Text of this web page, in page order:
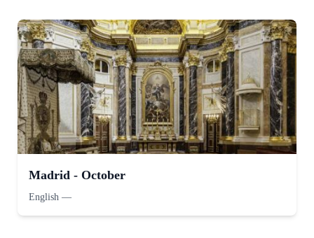
Madrid - October
English —